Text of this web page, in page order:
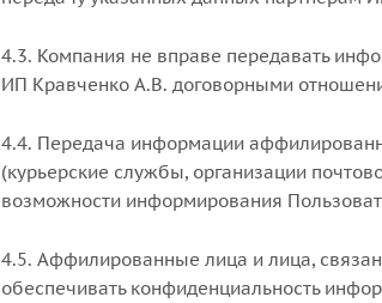
4.3. Компания не вправе передавать
ИП Кравченко А.В. договорными
4.4. Передача информации
(курьерские службы, организации
возможности информирования
4.5. Аффилированные лица и лица,
обеспечивать конфиденциальность